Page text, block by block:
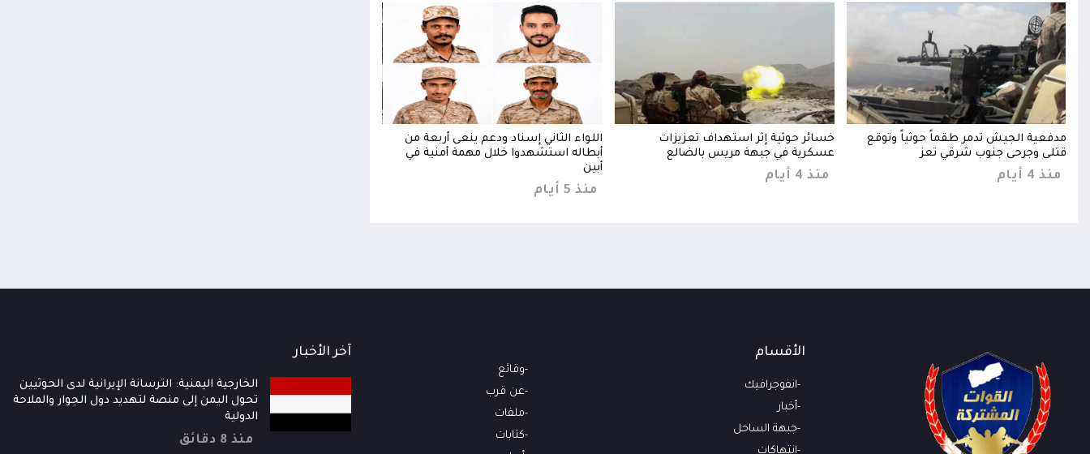
مدفعية الجيش تدمر طقماً حوثياً وتوقع
قتلى وجرحى جنوب شرقي تعز
منذ 4 أيام
خسائر حوثية إثر استهداف تعزيزات
عسكرية في جبهة مريس بالضالع
منذ 4 أيام
اللواء الثاني إسناد ودعم ينعى أربعة من
أبطاله استشهدوا خلال مهمة أمنية في
أبين
منذ 5 أيام
الأقسام
انفوجرافيك
أخبار
جبهة الساحل
انتهاكات
وقائع
عن قرب
ملفات
كتابات
آخر الأخبار
الخارجية اليمنية: الترسانة الإيرانية لدى الحوثيين
تحول اليمن إلى منصة لتهديد دول الجوار والملاحة
الدولية
منذ 8 دقائق